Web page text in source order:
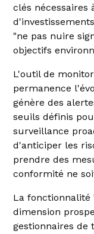
clés nécessaires
"ne pas nuire
objectifs
L'outil de
permanence
génère des
seuils définis
surveillance
d'anticiper les
prendre des
conformité ne
La fonctionnalité
dimension
gestionnaires de